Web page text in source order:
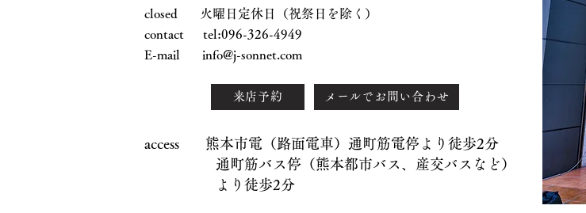
closed 火曜日定休日（祝祭日を除く）
contact tel:096-326-4949
E-mail info@j-sonnet.com
来店予約 メールでお問い合わせ
access 熊本市電（路面電車）通町筋電停より徒歩2分
通町筋バス停（熊本都市バス、産交バスなど）
より徒歩2分